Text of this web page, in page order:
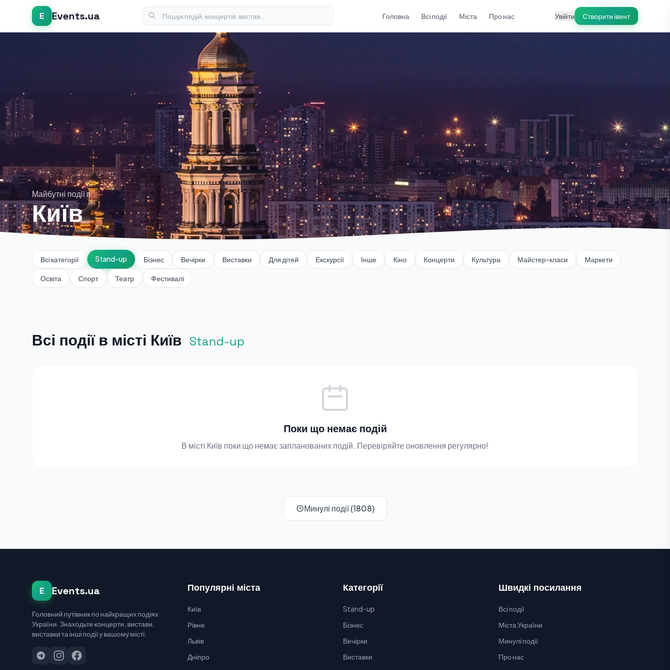
E Events.ua Головна Всі події Міста Про нас Увійти Створити івент
Майбутні події в
Київ
Всі категорії Stand-up Бізнес Вечірки Виставки Для дітей Екскурсії Інше Кіно Концерти Культура Майстер-класи Маркети
Освіта Спорт Театр Фестивалі
Всі події в місті Київ Stand-up
Поки що немає подій
В місті Київ поки що немає запланованих подій. Перевіряйте оновлення регулярно!
Минулі події (1808)
E Events.ua
Головний путівник по найкращих подіях
України. Знаходьте концерти, вистави,
виставки та інші події у вашому місті.
Популярні міста
Київ
Рівне
Львів
Дніпро
Категорії
Stand-up
Бізнес
Вечірки
Виставки
Швидкі посилання
Всі події
Міста України
Минулі події
Про нас